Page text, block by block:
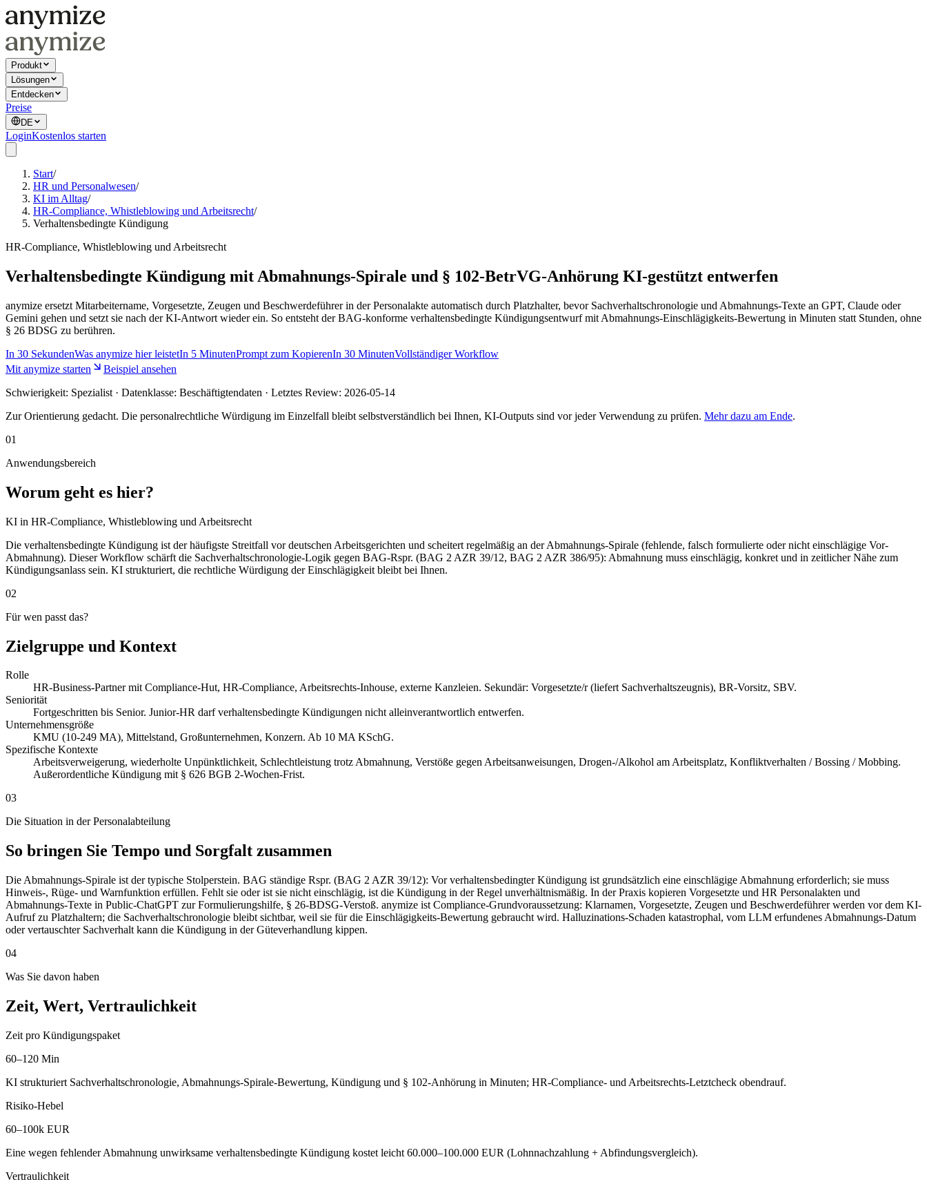
Produkt
Lösungen
Entdecken
Preise
DE
LoginKostenlos starten
Start/
HR und Personalwesen/
KI im Alltag/
HR-Compliance, Whistleblowing und Arbeitsrecht/
Verhaltensbedingte Kündigung
HR-Compliance, Whistleblowing und Arbeitsrecht
Verhaltensbedingte Kündigung mit Abmahnungs-Spirale und § 102-BetrVG-Anhörung KI-gestützt entwerfen
anymize ersetzt Mitarbeitername, Vorgesetzte, Zeugen und Beschwerdeführer in der Personalakte automatisch durch Platzhalter, bevor Sachverhaltschronologie und Abmahnungs-Texte an GPT, Claude oder
Gemini gehen und setzt sie nach der KI-Antwort wieder ein. So entsteht der BAG-konforme verhaltensbedingte Kündigungsentwurf mit Abmahnungs-Einschlägigkeits-Bewertung in Minuten statt Stunden, ohne
§ 26 BDSG zu berühren.
In 30 SekundenWas anymize hier leistetIn 5 MinutenPrompt zum KopierenIn 30 MinutenVollständiger Workflow
Mit anymize starten
Beispiel ansehen
Schwierigkeit: Spezialist · Datenklasse: Beschäftigtendaten · Letztes Review: 2026-05-14
Zur Orientierung gedacht. Die personalrechtliche Würdigung im Einzelfall bleibt selbstverständlich bei Ihnen, KI-Outputs sind vor jeder Verwendung zu prüfen. Mehr dazu am Ende.
01
Anwendungsbereich
Worum geht es hier?
KI in HR-Compliance, Whistleblowing und Arbeitsrecht
Die verhaltensbedingte Kündigung ist der häufigste Streitfall vor deutschen Arbeitsgerichten und scheitert regelmäßig an der Abmahnungs-Spirale (fehlende, falsch formulierte oder nicht einschlägige Vor-
Abmahnung). Dieser Workflow schärft die Sachverhaltschronologie-Logik gegen BAG-Rspr. (BAG 2 AZR 39/12, BAG 2 AZR 386/95): Abmahnung muss einschlägig, konkret und in zeitlicher Nähe zum
Kündigungsanlass sein. KI strukturiert, die rechtliche Würdigung der Einschlägigkeit bleibt bei Ihnen.
02
Für wen passt das?
Zielgruppe und Kontext
Rolle
HR-Business-Partner mit Compliance-Hut, HR-Compliance, Arbeitsrechts-Inhouse, externe Kanzleien. Sekundär: Vorgesetzte/r (liefert Sachverhaltszeugnis), BR-Vorsitz, SBV.
Seniorität
Fortgeschritten bis Senior. Junior-HR darf verhaltensbedingte Kündigungen nicht alleinverantwortlich entwerfen.
Unternehmensgröße
KMU (10-249 MA), Mittelstand, Großunternehmen, Konzern. Ab 10 MA KSchG.
Spezifische Kontexte
Arbeitsverweigerung, wiederholte Unpünktlichkeit, Schlechtleistung trotz Abmahnung, Verstöße gegen Arbeitsanweisungen, Drogen-/Alkohol am Arbeitsplatz, Konfliktverhalten / Bossing / Mobbing.
Außerordentliche Kündigung mit § 626 BGB 2-Wochen-Frist.
03
Die Situation in der Personalabteilung
So bringen Sie Tempo und Sorgfalt zusammen
Die Abmahnungs-Spirale ist der typische Stolperstein. BAG ständige Rspr. (BAG 2 AZR 39/12): Vor verhaltensbedingter Kündigung ist grundsätzlich eine einschlägige Abmahnung erforderlich; sie muss
Hinweis-, Rüge- und Warnfunktion erfüllen. Fehlt sie oder ist sie nicht einschlägig, ist die Kündigung in der Regel unverhältnismäßig. In der Praxis kopieren Vorgesetzte und HR Personalakten und
Abmahnungs-Texte in Public-ChatGPT zur Formulierungshilfe, § 26-BDSG-Verstoß. anymize ist Compliance-Grundvoraussetzung: Klarnamen, Vorgesetzte, Zeugen und Beschwerdeführer werden vor dem KI-
Aufruf zu Platzhaltern; die Sachverhaltschronologie bleibt sichtbar, weil sie für die Einschlägigkeits-Bewertung gebraucht wird. Halluzinations-Schaden katastrophal, vom LLM erfundenes Abmahnungs-Datum
oder vertauschter Sachverhalt kann die Kündigung in der Güteverhandlung kippen.
04
Was Sie davon haben
Zeit, Wert, Vertraulichkeit
Zeit pro Kündigungspaket
60–120 Min
KI strukturiert Sachverhaltschronologie, Abmahnungs-Spirale-Bewertung, Kündigung und § 102-Anhörung in Minuten; HR-Compliance- und Arbeitsrechts-Letztcheck obendrauf.
Risiko-Hebel
60–100k EUR
Eine wegen fehlender Abmahnung unwirksame verhaltensbedingte Kündigung kostet leicht 60.000–100.000 EUR (Lohnnachzahlung + Abfindungsvergleich).
Vertraulichkeit